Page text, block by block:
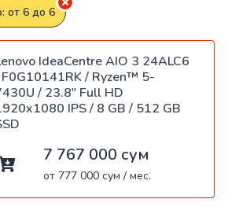
от 6 до 6
IdeaCentre AIO 3 24ALC6
/ Ryzen™ 5-
/ 23.8" Full HD
IPS / 8 GB / 512 GB
7 767 000 сум
от 777 000 сум / мес.